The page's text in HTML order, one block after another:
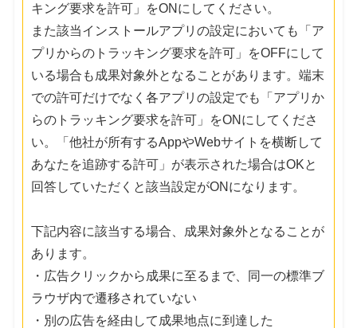
キング要求を許可」をONにしてください。
また該当インストールアプリの設定においても「ア
プリからのトラッキング要求を許可」をOFFにして
いる場合も成果対象外となることがあります。端末
での許可だけでなく各アプリの設定でも「アプリか
らのトラッキング要求を許可」をONにしてくださ
い。「他社が所有するAppやWebサイトを横断して
あなたを追跡する許可」が表示された場合はOKと
回答していただくと該当設定がONになります。
下記内容に該当する場合、成果対象外となることが
あります。
・広告クリックから成果に至るまで、同一の標準ブ
ラウザ内で遷移されていない
・別の広告を経由して成果地点に到達した